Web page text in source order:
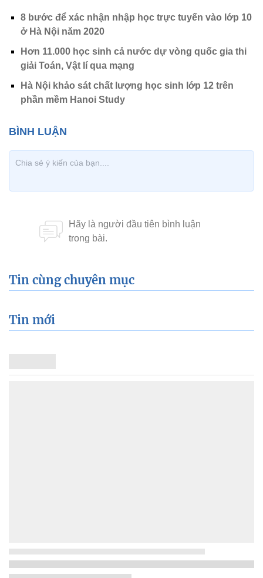
8 bước để xác nhận nhập học trực tuyến vào lớp 10
ở Hà Nội năm 2020
Hơn 11.000 học sinh cả nước dự vòng quốc gia thi
giải Toán, Vật lí qua mạng
Hà Nội khảo sát chất lượng học sinh lớp 12 trên
phần mềm Hanoi Study
Tin cùng chuyên mục
Tin mới